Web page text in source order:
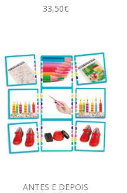
33,50€
ANTES E DEPOIS